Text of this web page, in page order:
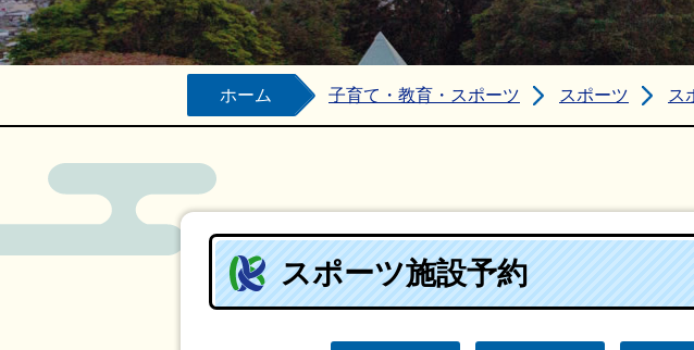
ホーム 子育て・教育・スポーツ スポーツ ス
スポーツ施設予約